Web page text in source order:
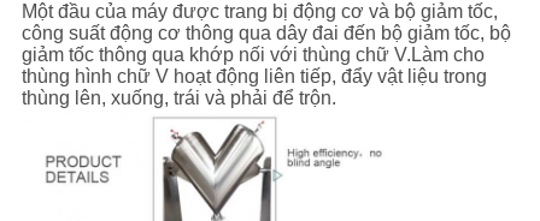
Một đầu của máy được trang bị động cơ và bộ giảm tốc,
công suất động cơ thông qua dây đai đến bộ giảm tốc, bộ
giảm tốc thông qua khớp nối với thùng chữ V.Làm cho
thùng hình chữ V hoạt động liên tiếp, đẩy vật liệu trong
thùng lên, xuống, trái và phải để trộn.